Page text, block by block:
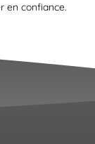
en confiance.